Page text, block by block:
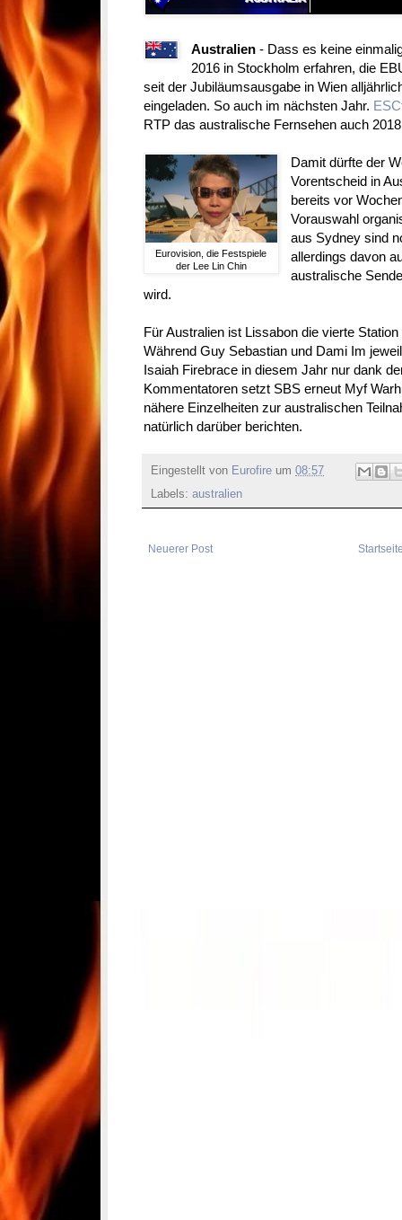
Australien- Dass es keine
2016 in Stockholm erfahren, die
seit der Jubiläumsausgabe in Wien
eingeladen. So auch im nächsten Jahr.
RTP das australische Fernsehen auch
Eurovision, die Festspiele
der Lee Lin Chin
Damit dürfte der
Vorentscheid in
bereits vor
Vorauswahl
aus Sydney sind
allerdings davon
australische
wird.
Für Australien ist Lissabon die vierte
Während Guy Sebastian und Dami Im
Isaiah Firebrace in diesem Jahr nur dank
Kommentatoren setzt SBS erneut Myf
nähere Einzelheiten zur australischen
natürlich darüber berichten.
Eingestellt von Eurofire um 08:57
Labels: australien
Neuerer Post